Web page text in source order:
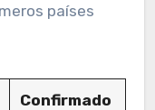
países
Confirmado